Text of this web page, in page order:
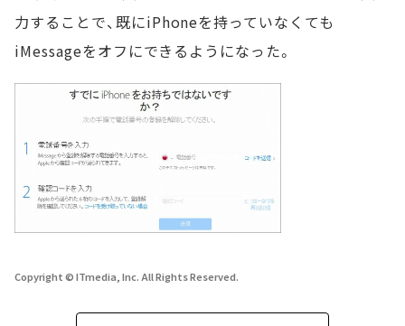
力することで、既にiPhoneを持っていなくても
iMessageをオフにできるようになった。
Copyright © ITmedia, Inc. All Rights Reserved.